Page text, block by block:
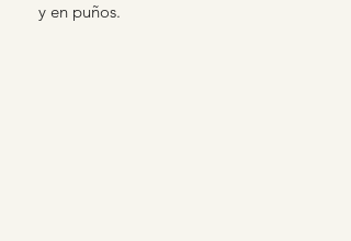
y en puños.